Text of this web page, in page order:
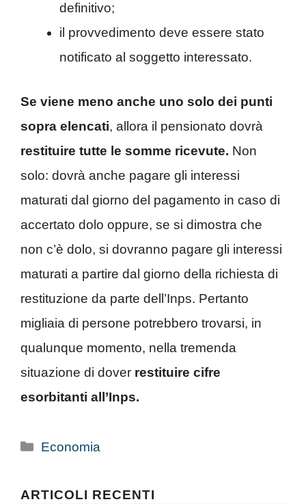
definitivo;
il provvedimento deve essere stato
notificato al soggetto interessato.
Se viene meno anche uno solo dei punti
sopra elencati, allora il pensionato dovrà
restituire tutte le somme ricevute. Non
solo: dovrà anche pagare gli interessi
maturati dal giorno del pagamento in caso di
accertato dolo oppure, se si dimostra che
non c’è dolo, si dovranno pagare gli interessi
maturati a partire dal giorno della richiesta di
restituzione da parte dell’Inps. Pertanto
migliaia di persone potrebbero trovarsi, in
qualunque momento, nella tremenda
situazione di dover restituire cifre
esorbitanti all’Inps.
Categorie
Economia
ARTICOLI RECENTI